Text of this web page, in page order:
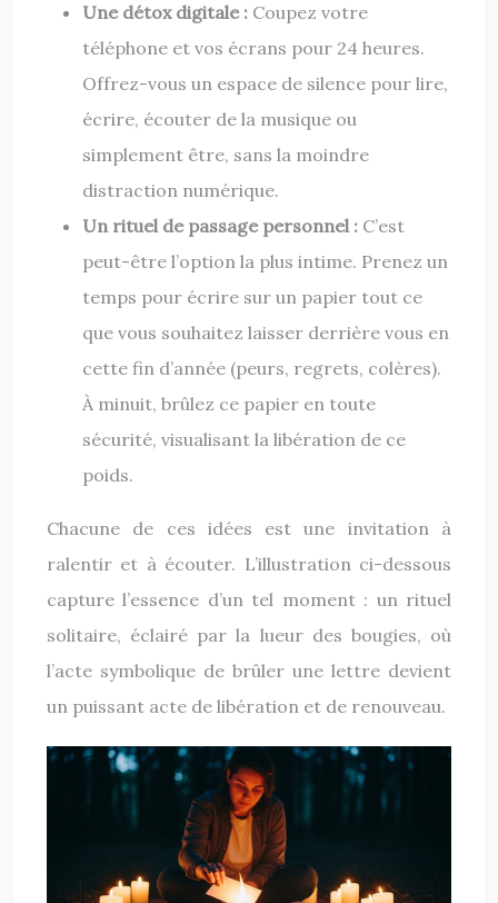
Une détox digitale : Coupez votre
téléphone et vos écrans pour 24 heures.
Offrez-vous un espace de silence pour lire,
écrire, écouter de la musique ou
simplement être, sans la moindre
distraction numérique.
Un rituel de passage personnel : C’est
peut-être l’option la plus intime. Prenez un
temps pour écrire sur un papier tout ce
que vous souhaitez laisser derrière vous en
cette fin d’année (peurs, regrets, colères).
À minuit, brûlez ce papier en toute
sécurité, visualisant la libération de ce
poids.
Chacune de ces idées est une invitation à
ralentir et à écouter. L’illustration ci-dessous
capture l’essence d’un tel moment : un rituel
solitaire, éclairé par la lueur des bougies, où
l’acte symbolique de brûler une lettre devient
un puissant acte de libération et de renouveau.